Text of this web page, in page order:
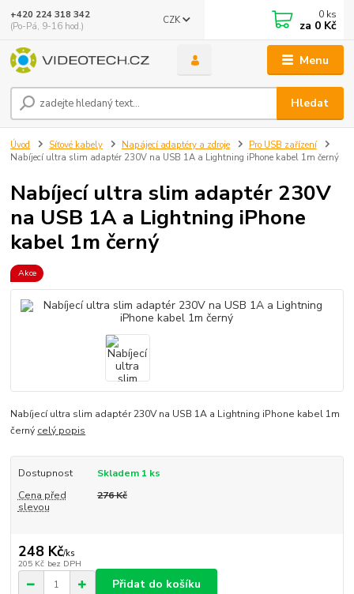
Menu
CZK
Hledat
+420 224 318 342
(Po-Pá, 9-16 hod.)
0 ks
za 0 Kč
Úvod Síťové kabely Napájecí adaptéry a zdroje
Pro USB zařízení
Nabíjecí ultra slim adaptér 230V na USB 1A a Lightning iPhone kabel 1m černý
Nabíjecí ultra slim adaptér 230V
na USB 1A a Lightning iPhone
kabel 1m černý
Akce
Nabíjecí ultra slim adaptér 230V na USB 1A a Lightning iPhone kabel 1m
černý celý popis
Dostupnost
Skladem 1 ks
Cena před
slevou
276 Kč
248 Kč/ks
205 Kč bez DPH
Přidat do košíku